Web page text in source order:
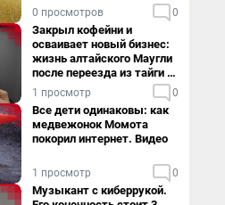
0 просмотров 0
Закрыл кофейни и
осваивает новый бизнес:
жизнь алтайского Маугли
после переезда из тайги в
столицу
1 просмотр 0
Все дети одинаковы: как
медвежонок Момота
покорил интернет. Видео
1 просмотр 0
Музыкант с киберрукой.